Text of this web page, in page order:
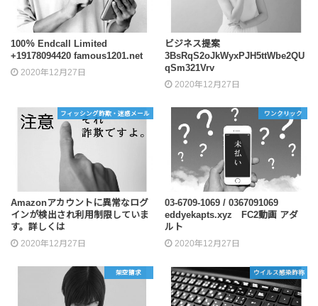
100％ Endcall Limited
+19178094420 famous1201.net
2020年12月27日
ビジネス提案
3BsRqS2oJkWyxPJH5ttWbe2QU
qSm321Vrv
2020年12月27日
フィッシング詐欺・迷惑メール
Amazonアカウントに異常なログ
インが検出され利用制限していま
す。詳しくは
2020年12月27日
ワンクリック
03-6709-1069 / 0367091069
eddyekapts.xyz FC2動画 アダ
ルト
2020年12月27日
架空請求 ウイルス感染詐称